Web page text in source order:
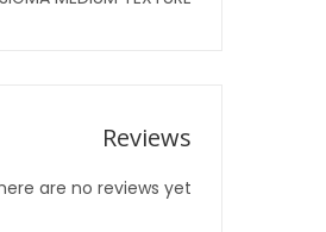
Reviews
are no reviews yet.